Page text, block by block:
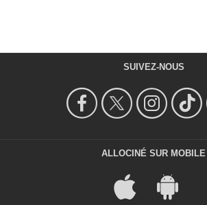
SUIVEZ-NOUS
ALLOCINÉ SUR MOBILE